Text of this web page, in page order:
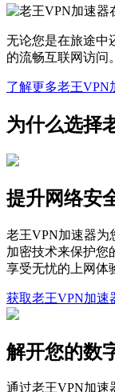
无论您是在旅途中
的流畅互联网访问。
了解更多老王VPN
为什么选择
提升网络安
老王VPN加速器为
加密技术来保护您
享受无忧的上网体
获取老王VPN加速
解开您的数
通过老王VPN加速